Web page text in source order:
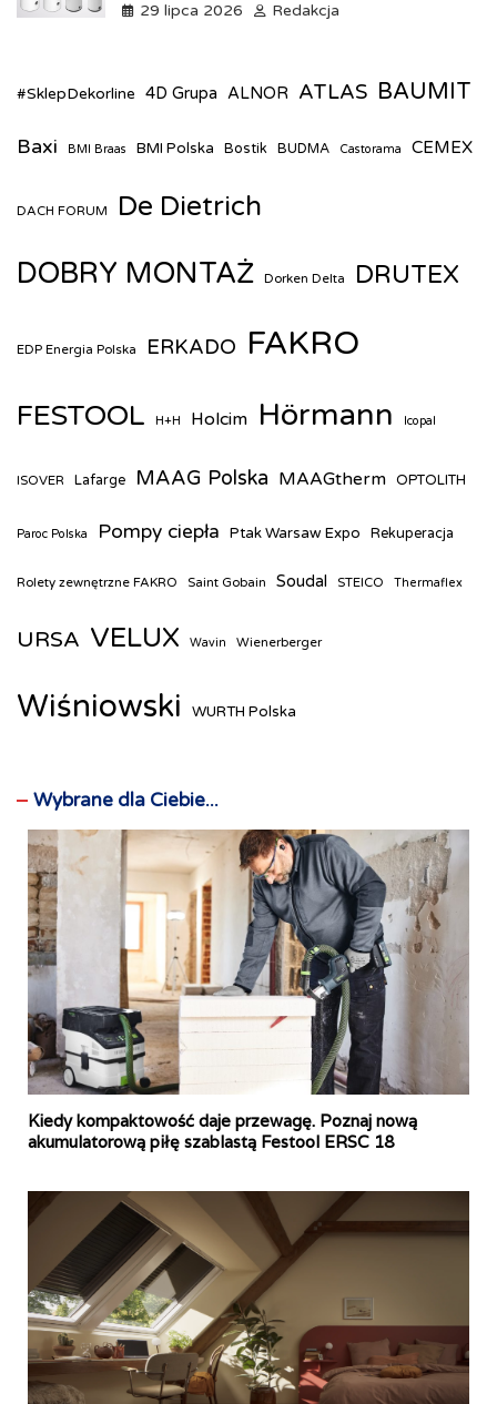
do pomp ciepła
29 lipca 2026 Redakcja
#SklepDekorline 4D Grupa ALNOR ATLAS BAUMIT
Baxi BMI Braas BMI Polska Bostik BUDMA Castorama CEMEX
DACH FORUM De Dietrich
DOBRY MONTAŻ Dorken Delta DRUTEX
EDP Energia Polska ERKADO FAKRO
FESTOOL H+H Holcim Hörmann Icopal
ISOVER Lafarge MAAG Polska MAAGtherm OPTOLITH
Paroc Polska Pompy ciepła Ptak Warsaw Expo Rekuperacja
Rolety zewnętrzne FAKRO Saint Gobain Soudal STEICO Thermaflex
URSA VELUX Wavin Wienerberger
Wiśniowski WURTH Polska
Wybrane dla Ciebie...
Kiedy kompaktowość daje przewagę. Poznaj nową
akumulatorową piłę szablastą Festool ERSC 18